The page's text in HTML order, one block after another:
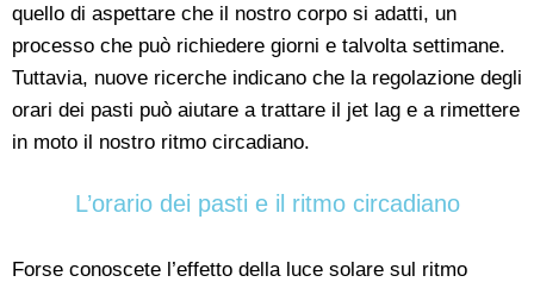
quello di aspettare che il nostro corpo si adatti, un
processo che può richiedere giorni e talvolta settimane.
Tuttavia, nuove ricerche indicano che la regolazione degli
orari dei pasti può aiutare a trattare il jet lag e a rimettere
in moto il nostro ritmo circadiano.
L’orario dei pasti e il ritmo circadiano
Forse conoscete l’effetto della luce solare sul ritmo